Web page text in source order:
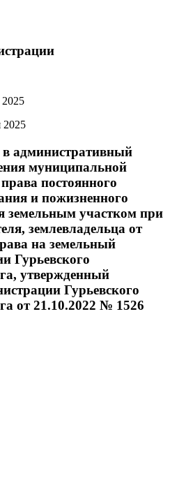
2025
2025
в административный
муниципальной
постоянного
и пожизненного
земельным участком при
землевладельца от
на земельный
Гурьевского
утвержденный
Гурьевского
от 21.10.2022 № 1526